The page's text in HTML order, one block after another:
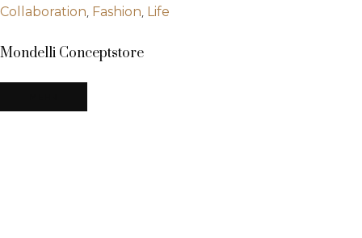
Collaboration, Fashion, Life
Mondelli Conceptstore